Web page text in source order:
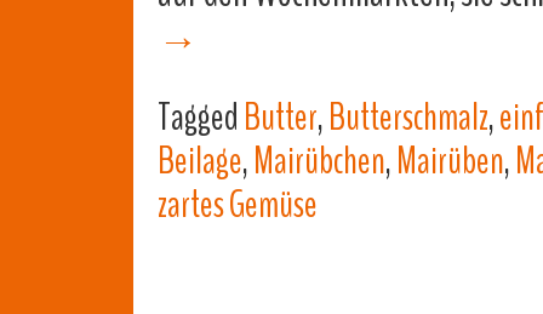
→
TaggedButter,Butterschmalz,
Beilage,Mairübchen,Mairüben,
zartes Gemüse